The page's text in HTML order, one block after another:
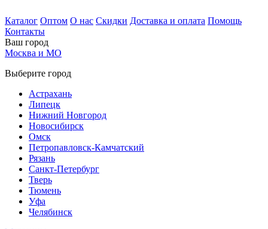
Каталог Оптом О нас Скидки Доставка и оплата Помощь
Контакты
Ваш город
Москва и МО
Выберите город
Астрахань
Липецк
Нижний Новгород
Новосибирск
Омск
Петропавловск-Камчатский
Рязань
Санкт-Петербург
Тверь
Тюмень
Уфа
Челябинск